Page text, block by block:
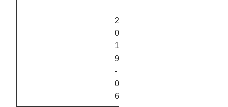
2
0
1
9
‑
0
6